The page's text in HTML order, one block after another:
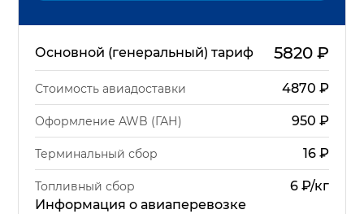
Основной (генеральный) тариф 5820₽
Стоимость авиадоставки 4870 ₽
Оформление AWB (ГАН) 950 ₽
Терминальный сбор 16₽
Топливный сбор
6 ₽/кг
Информация о авиаперевозке